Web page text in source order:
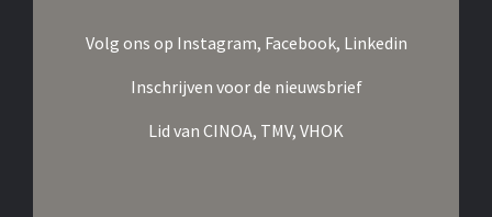
Volg ons op Instagram, Facebook, Linkedin
Inschrijven voor de nieuwsbrief
Lid van CINOA, TMV, VHOK